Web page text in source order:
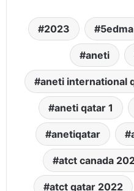
2023 5edma
aneti
aneti international
aneti qatar 1
anetiqatar
atct canada
atct qatar 2022